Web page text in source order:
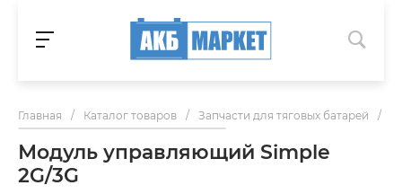
Главная / Каталог товаров / Запчасти для тяговых батарей /
Модуль управляющий Simple
2G/3G